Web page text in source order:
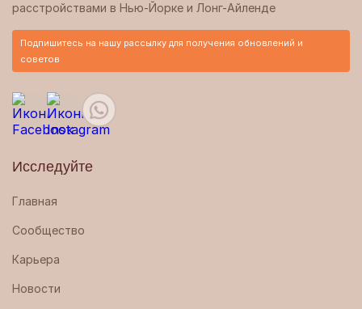
расстройствами в Нью-Йорке и Лонг-Айленде
Подпишитесь на нашу рассылку для получения обновлений и
советов
Исследуйте
Главная
Сообщество
Карьера
Новости